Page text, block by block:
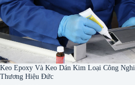
Keo Epoxy Và Keo Dán Kim Loại Công
Thương Hiệu Đức